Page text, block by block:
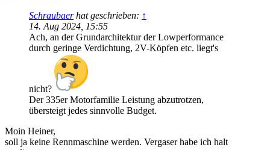
Schraubaerhat geschrieben: ↑
14. Aug 2024, 15:55
Ach, an der Grundarchitektur der Lowperformance
durch geringe Verdichtung, 2V-Köpfen etc. liegt's
nicht?
Der 335er Motorfamilie Leistung abzutrotzen,
übersteigt jedes sinnvolle Budget.
Moin Heiner,
soll ja keine Rennmaschine werden. Vergaser habe ich halt